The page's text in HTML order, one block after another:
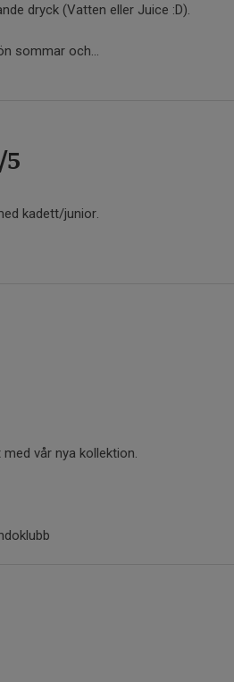
dryck (Vatten eller Juice :D).
sommar och...
kadett/junior.
vår nya kollektion.